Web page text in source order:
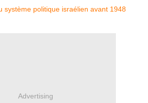
Advertising